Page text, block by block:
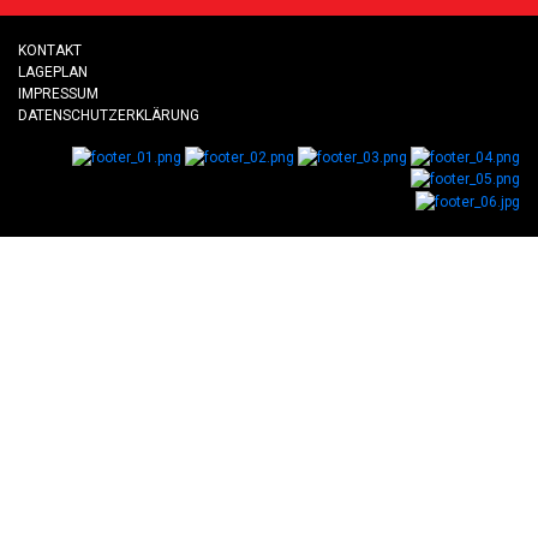
KONTAKT
LAGEPLAN
IMPRESSUM
DATENSCHUTZERKLÄRUNG